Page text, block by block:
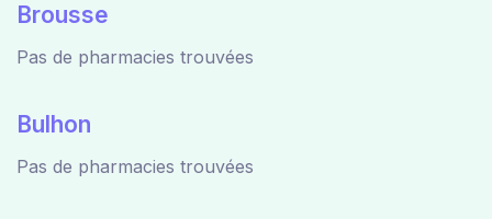
Brousse
Pas de pharmacies trouvées
Bulhon
Pas de pharmacies trouvées